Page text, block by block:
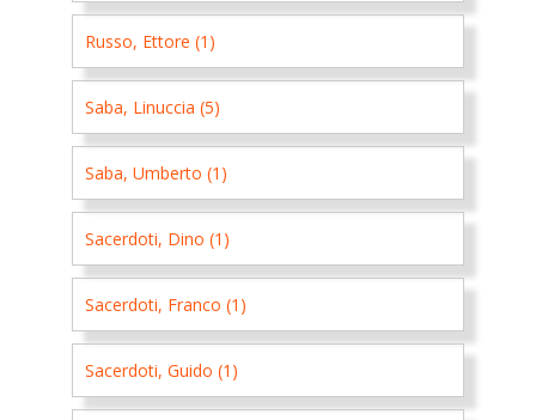
Russo, Ettore (1)
Saba, Linuccia (5)
Saba, Umberto (1)
Sacerdoti, Dino (1)
Sacerdoti, Franco (1)
Sacerdoti, Guido (1)